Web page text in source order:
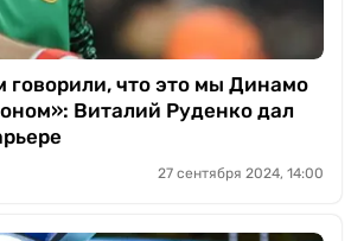
говорили, что это мы Динамо
Виталий Руденко дал
27 сентября 2024, 14:00